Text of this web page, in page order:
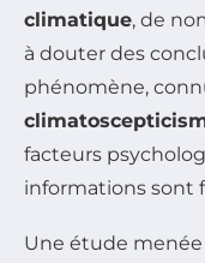
climatique, de
à douter des
phénomène,
facteurs
informations sont
Une étude